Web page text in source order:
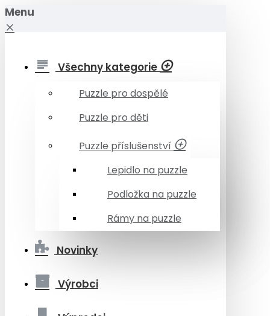
Menu
Všechny kategorie
Puzzle pro dospělé
Puzzle pro děti
Puzzle příslušenství
Lepidlo na puzzle
Podložka na puzzle
Rámy na puzzle
Novinky
Výrobci